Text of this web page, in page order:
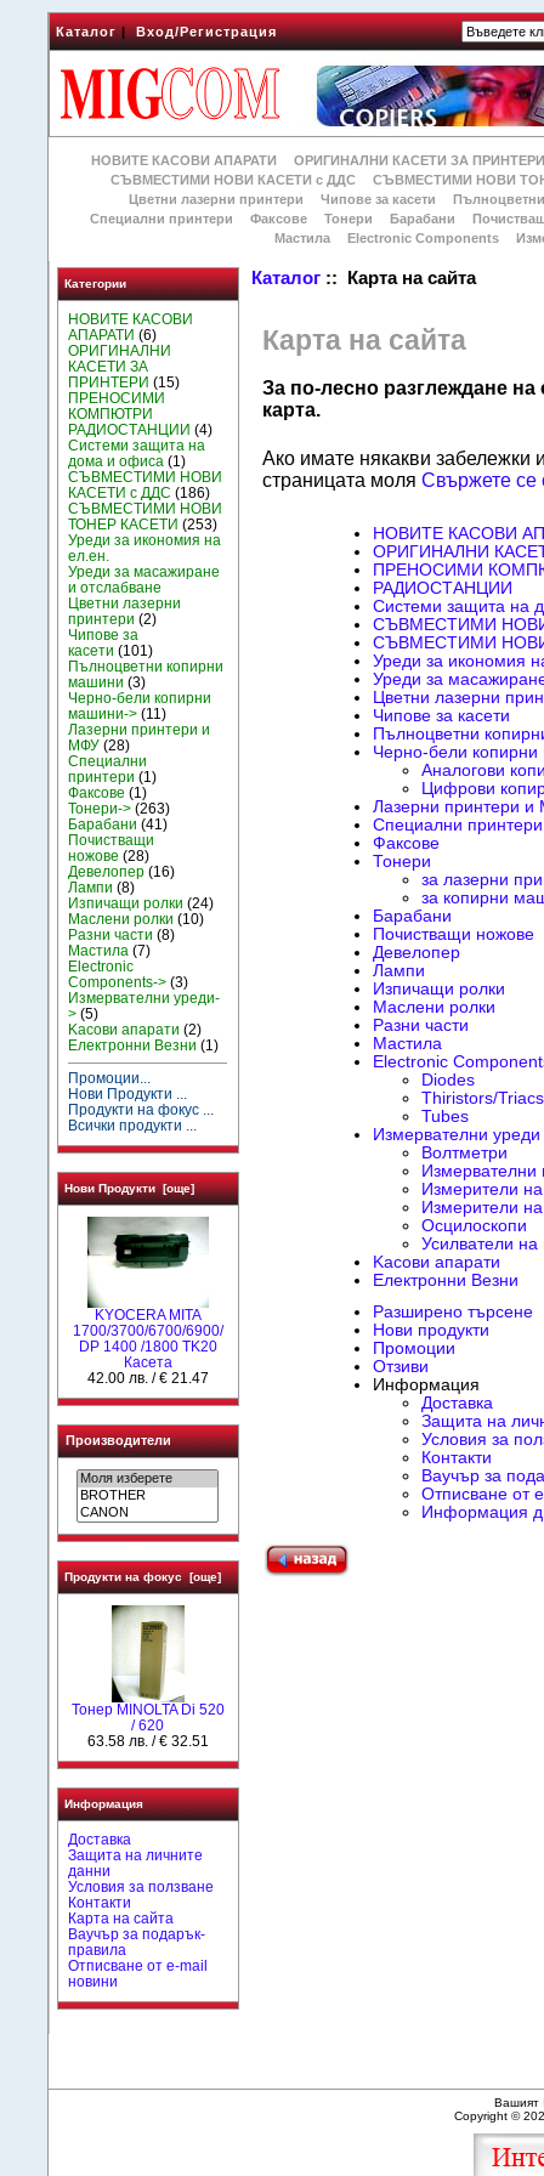
Каталог|Вход/Регистрация
НОВИТЕ КАСОВИ АПАРАТИ
ОРИГИНАЛНИ КАСЕТИ ЗА
СЪВМЕСТИМИ НОВИ КАСЕТИ с ДДС
СЪВМЕСТИМИ НОВИ
Цветни лазерни принтери
Чипове за касети
Специални принтери
Факсове Тонери Барабани
Мастила
Electronic Components
Категории
НОВИТЕ КАСОВИ
АПАРАТИ (6)
ОРИГИНАЛНИ
КАСЕТИ ЗА
ПРИНТЕРИ (15)
ПРЕНОСИМИ
КОМПЮТРИ
РАДИОСТАНЦИИ (4)
Системи защита на
дома и офиса (1)
СЪВМЕСТИМИ НОВИ
КАСЕТИ с ДДС (186)
СЪВМЕСТИМИ НОВИ
ТОНЕР КАСЕТИ (253)
Уреди за икономия на
ел.ен.
Уреди за масажиране
и отслабване
Цветни лазерни
принтери (2)
Чипове за
касети (101)
Пълноцветни копирни
машини (3)
Черно-бели копирни
машини-> (11)
Лазерни принтери и
МФУ (28)
Специални
принтери (1)
Факсове (1)
Тонери-> (263)
Барабани (41)
Почистващи
ножове (28)
Девелопер (16)
Лампи (8)
Изпичащи ролки (24)
Маслени ролки (10)
Разни части (8)
Мастила (7)
Electronic
Components-> (3)
Измервателни уреди-
> (5)
Kасови апарати (2)
Електронни Везни (1)
Промоции...
Нови Продукти ...
Продукти на фокус ...
Всички продукти ...
Нови Продукти [още]
KYOCERA MITA
1700/3700/6700/6900/
DP 1400 /1800 TK20
Касета
42.00 лв. / € 21.47
Производители
Продукти на фокус [още]
Тонер MINOLTA Di 520
/ 620
63.58 лв. / € 32.51
Информация
Доставка
Защита на личните
данни
Условия за ползване
Контакти
Карта на сайта
Ваучър за подарък-
правила
Отписване от e-mail
новини
Каталог :: Карта на сайта
Карта на сайта
За по-лесно разглеждане на
карта.
Ако имате някакви забележки
страницата моляСвържете се
НОВИТЕ КАСОВИ
ОРИГИНАЛНИ
ПРЕНОСИМИ
РАДИОСТАНЦИИ
Системи защита на
СЪВМЕСТИМИ
СЪВМЕСТИМИ
Уреди за икономия
Уреди за
Цветни лазерни
Чипове за касети
Пълноцветни
Черно-бели
Аналогови
Цифрови
Лазерни принтери
Специални принтери
Факсове
Тонери
за лазерни
за копирни
Барабани
Почистващи ножове
Девелопер
Лампи
Изпичащи ролки
Маслени ролки
Разни части
Мастила
Electronic
Diodes
Thiristors/Triacs
Tubes
Измервателни уреди
Волтметри
Измерители
Измерители
Осцилоскопи
Усилватели
Kасови апарати
Електронни Везни
Разширено търсене
Нови продукти
Промоции
Отзиви
Информация
Доставка
Защита на
Условия за
Контакти
Ваучър за
Отписване от
Информация
Вашият
Copyright ©